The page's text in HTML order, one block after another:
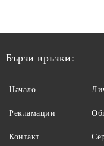
Бързи връзки:
Начало
Рекламации
Контакт